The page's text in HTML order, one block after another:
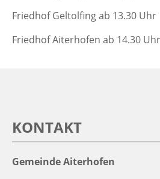
Friedhof Geltolfing ab 13.30 Uhr
Friedhof Aiterhofen ab 14.30 Uhr
KONTAKT
Gemeinde Aiterhofen